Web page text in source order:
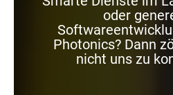
oder
Photonics? Dann
nicht uns zu